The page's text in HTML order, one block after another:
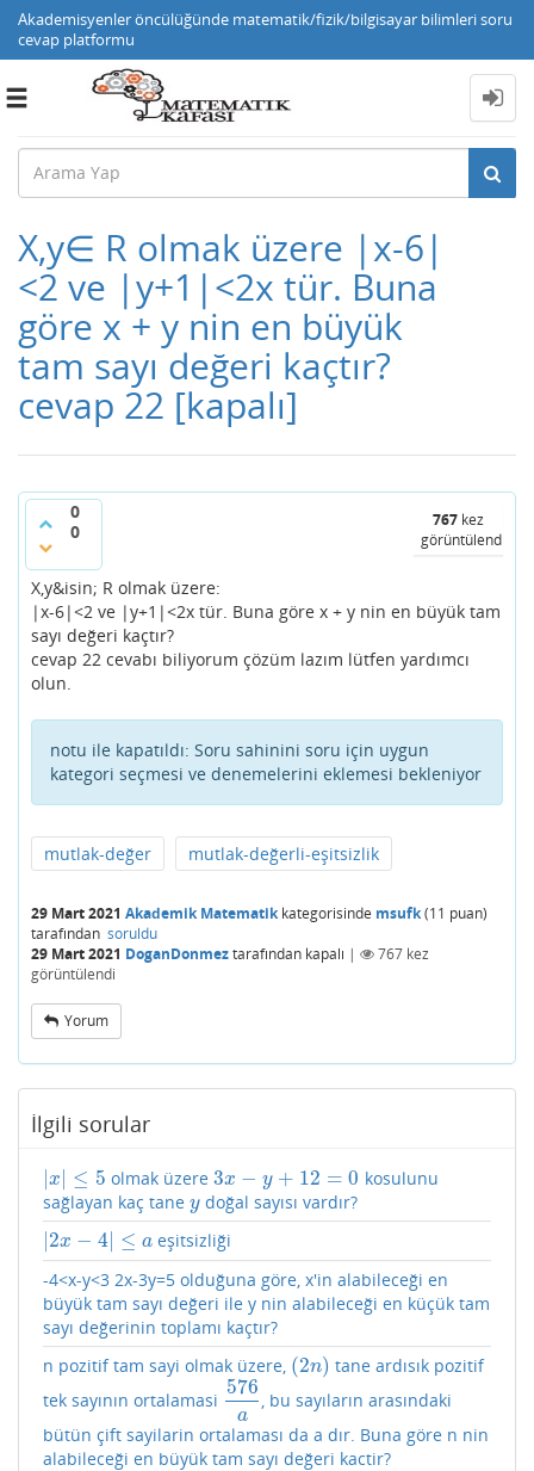
Akademisyenler öncülüğünde matematik/fizik/bilgisayar bilimleri soru
cevap platformu
Toggle
X,y∈ R olmak üzere |x-6|
<2 ve |y+1|<2x tür. Buna
göre x + y nin en büyük
tam sayı değeri kaçtır?
cevap 22 [kapalı]
0
0
767 kez
görüntülendi
X,y&isin; R olmak üzere:
|x-6|<2 ve |y+1|<2x tür. Buna göre x + y nin en büyük tam
sayı değeri kaçtır?
cevap 22 cevabı biliyorum çözüm lazım lütfen yardımcı
olun.
notu ile kapatıldı: Soru sahinini soru için uygun
kategori seçmesi ve denemelerini eklemesi bekleniyor
mutlak-değer mutlak-değerli-eşitsizlik
29 Mart 2021 Akademik Matematikkategorisinde msufk(11 puan)
tarafından soruldu
29 Mart 2021 DoganDonmeztarafından kapalı | 767 kez
görüntülendi
Yorum
İlgili sorular
x ≤ 5
|x ≤5 olmak üzere3x − y + 12 = 0
3x− y+ 12 =0
kosulunu
sağlayan kaç tane y
ydoğal sayısı vardır?
2x − 4| ≤ a
|2x −4|≤
eşitsizliği
-4<x-y<3 2x-3y=5 olduğuna göre, x'in alabileceği en
büyük tam sayı değeri ile y nin alabileceği en küçük tam
sayı değerinin toplamı kaçtır?
n pozitif tam sayi olmak üzere, (2n)
(2n)
tane ardısık pozitif
tek sayının ortalamasi
576
a
576a, bu sayıların arasındaki
bütün çift sayilarin ortalaması da a dır. Buna göre n nin
alabileceği en büyük tam sayı değeri kactir?